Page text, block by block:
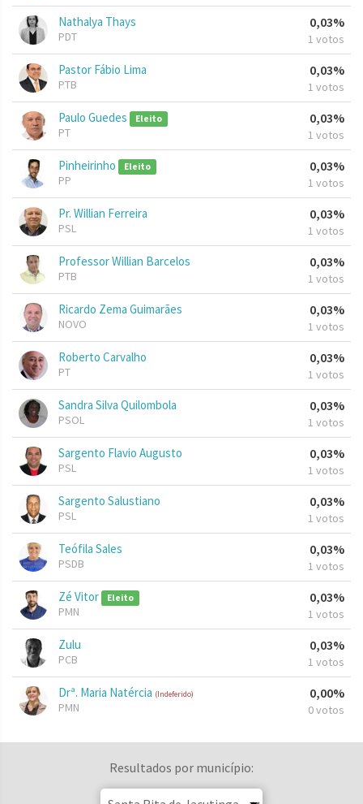
Nathalya Thays
PDT
0,03%
1 votos
Pastor Fábio Lima
PTB
0,03%
1 votos
Paulo Guedes Eleito
PT
0,03%
1 votos
Pinheirinho Eleito
PP
0,03%
1 votos
Pr. Willian Ferreira
PSL
0,03%
1 votos
Professor Willian Barcelos
PTB
0,03%
1 votos
Ricardo Zema Guimarães
NOVO
0,03%
1 votos
Roberto Carvalho
PT
0,03%
1 votos
Sandra Silva Quilombola
PSOL
0,03%
1 votos
Sargento Flavio Augusto
PSL
0,03%
1 votos
Sargento Salustiano
PSL
0,03%
1 votos
Teófila Sales
PSDB
0,03%
1 votos
Zé Vitor Eleito
PMN
0,03%
1 votos
Zulu
PCB
0,03%
1 votos
Drª. Maria Natércia (Indeferido)
PMN
0,00%
0 votos
Resultados por município: